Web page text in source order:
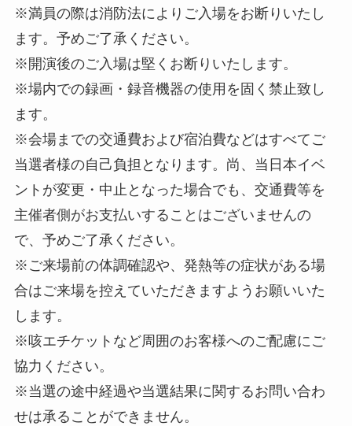
※満員の際は消防法によりご入場をお断りいたし
ます。予めご了承ください。
※開演後のご入場は堅くお断りいたします。
※場内での録画・録音機器の使用を固く禁止致し
ます。
※会場までの交通費および宿泊費などはすべてご
当選者様の自己負担となります。尚、当日本イベ
ントが変更・中止となった場合でも、交通費等を
主催者側がお支払いすることはございませんの
で、予めご了承ください。
※ご来場前の体調確認や、発熱等の症状がある場
合はご来場を控えていただきますようお願いいた
します。
※咳エチケットなど周囲のお客様へのご配慮にご
協力ください。
※当選の途中経過や当選結果に関するお問い合わ
せは承ることができません。